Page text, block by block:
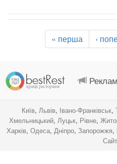
« перша ‹
Київ, Львів, Івано-Франківськ,
Хмельницький, Луцьк, Рівне,
Харків, Одеса, Дніпро, Запорожжя,